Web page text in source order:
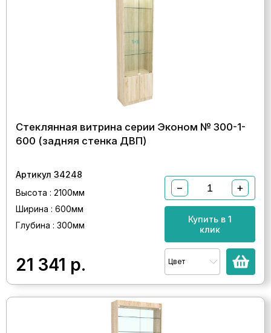
Стеклянная витрина серии Эконом № 300-1-
600 (задняя стенка ДВП)
Артикул 34248
Высота : 2100мм
Ширина : 600мм
Глубина : 300мм
21 341 р.
− +
Купить в 1
клик
Цвет